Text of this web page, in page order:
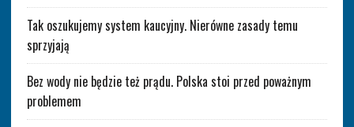
Tak oszukujemy system kaucyjny. Nierówne zasady temu
sprzyjają
Bez wody nie będzie też prądu. Polska stoi przed poważnym
problemem